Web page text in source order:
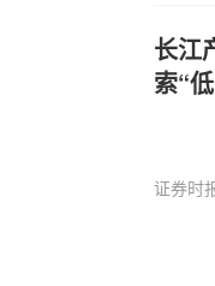
长江
索“
证券时